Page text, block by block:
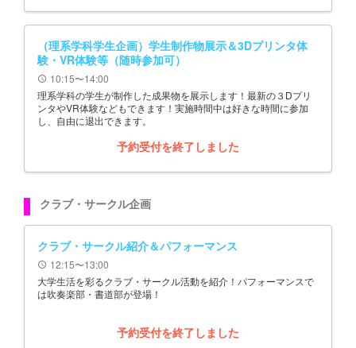
（理系学科学生企画）学生制作物展示＆3Dプリンタ体
験・VR体験等（随時参加可）
schedule 10:15〜14:00
理系学科の学生が制作した成果物を展示します！最新の３Dプリ
ンタやVR体験などもできます！実施時間中は好きな時間に参加
し、自由に退出できます。
予約受付を終了しました
クラブ・サークル企画
クラブ・サークル紹介＆パフォーマンス
schedule 12:15〜13:00
大学生活を彩るクラブ・サークル活動を紹介！パフォーマンスで
は吹奏楽部・書道部が登場！
予約受付を終了しました